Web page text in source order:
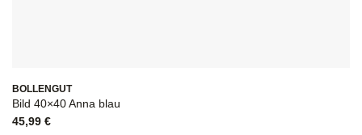
BOLLENGUT
Bild 40×40 Anna blau
45,99 €